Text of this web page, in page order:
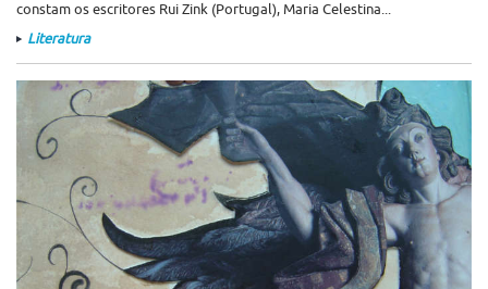
constam os escritores Rui Zink (Portugal), Maria Celestina...
Literatura